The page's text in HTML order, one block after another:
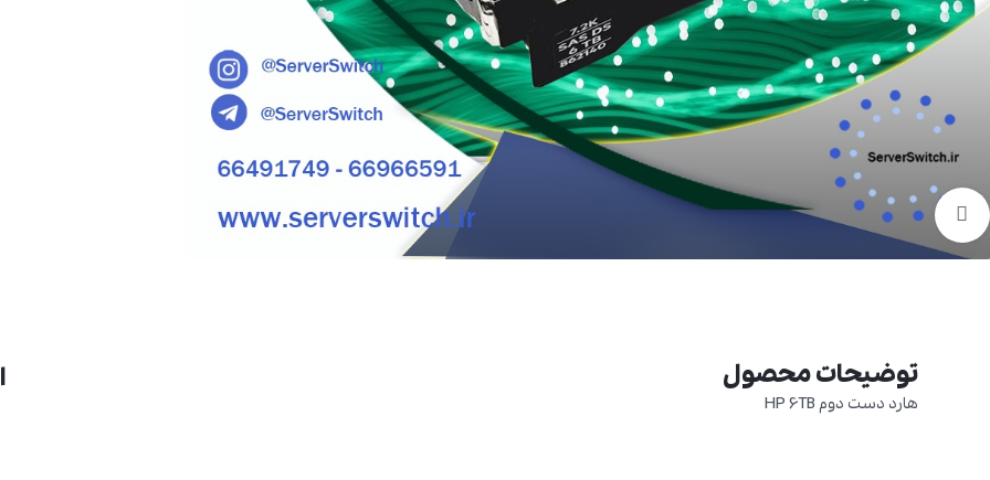
برای بزرگنمایی کلیک کنید
توضیحات محصول
هارد دست دوم HP 6TB